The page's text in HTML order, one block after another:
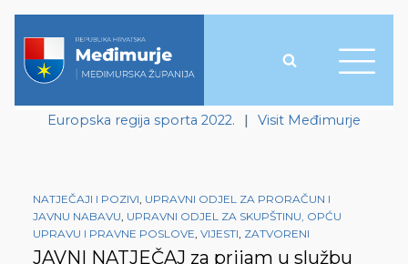
Europska regija sporta 2022. | Visit Međimurje
NATJEČAJI I POZIVI, UPRAVNI ODJEL ZA PRORAČUN I
JAVNU NABAVU, UPRAVNI ODJEL ZA SKUPŠTINU, OPĆU
UPRAVU I PRAVNE POSLOVE, VIJESTI, ZATVORENI
JAVNI NATJEČAJ za prijam u službu